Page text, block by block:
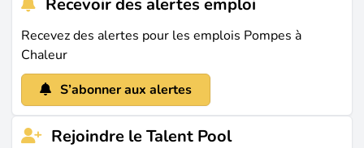
2025,2,62 millions d'unités ont été vendues dans 16
pays européens, soit 10,3 % de plus qu'en 2024.
La France occupe la première place du marché
européen des pompes à chaleur, avec 610 830 unités
vendues en 2023. L'année 2024 a marqué un recul de
Recevoir des alertes emploi
Recevez des alertes pour les emplois Pompes à
Chaleur
S’abonner aux alertes
Rejoindre le Talent Pool